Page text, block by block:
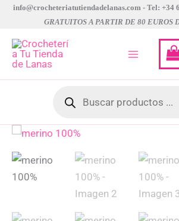
contenido
info@crocheteriatutiendadelanas.com - Tel: +34
GRATUITOS A PARTIR DE 80 EUROS
productos